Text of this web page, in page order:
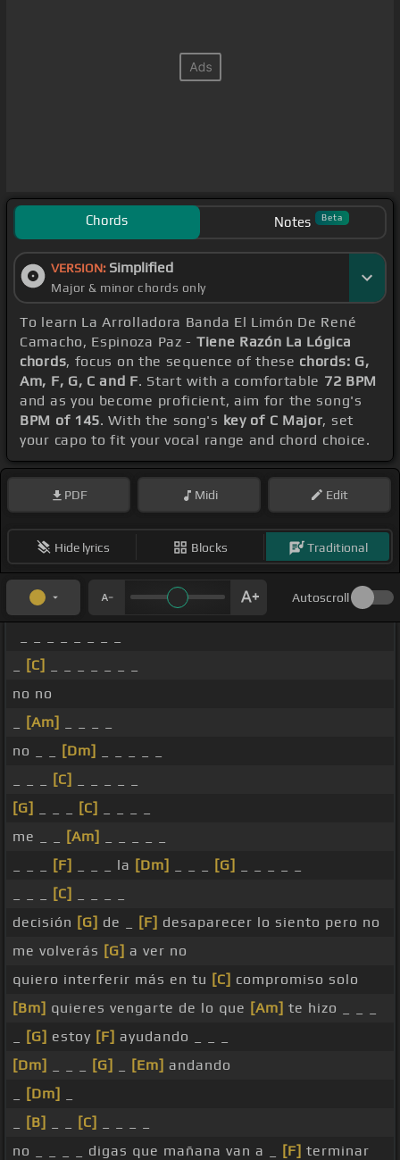
Chords Notes Beta
VERSION: Simplified
Major & minor chords only
To learn La Arrolladora Banda El Limón De René
Camacho, Espinoza Paz - Tiene Razón La Lógica
chords, focus on the sequence of these chords: G,
Am, F, G, C and F. Start with a comfortable 72 BPM
and as you become proficient, aim for the song's
BPM of 145. With the song's key of C Major, set
your capo to fit your vocal range and chord choice.
PDF Midi Edit
Hide lyrics Blocks Traditional
Autoscroll
[C]
no no
[Am]
no _ _
[Dm]
[C]
[G]
[C]
me _ _
[Am]
[F] _ _ _ la [Dm] [G]
[C]
decisión [G] de _ [F] desaparecer lo siento pero no
me volverás [G] a ver no
quiero interferir más en tu [C] compromiso solo
[Bm] quieres vengarte de lo que [Am] te hizo _ _ _
[G] estoy [F] ayudando _ _ _
[Dm]
[G] [Em] andando
[Dm]
[B] [C]
no _ _ _ _ digas que mañana van a _
[F] terminar